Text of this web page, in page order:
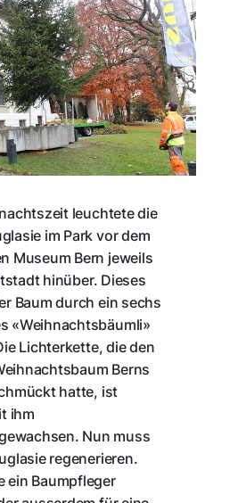
leuchtete die
im Park vor dem
Museum Bern jeweils
hinüber. Dieses
Baum durch ein sechs
«Weihnachtsbäumli»
Lichterkette, die den
Berns
hatte, ist
ihm
Nun muss
regenerieren.
ein Baumpfleger